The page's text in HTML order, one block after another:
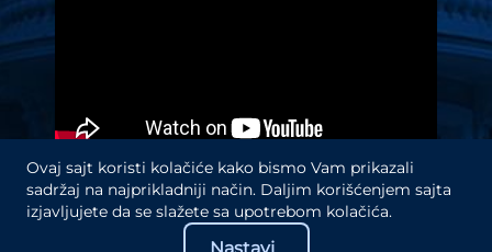
Ovaj sajt koristi kolačiće kako bismo Vam prikazali
sadržaj na najprikladniji način. Daljim korišćenjem sajta
izjavljujete da se slažete sa upotrebom kolačića.